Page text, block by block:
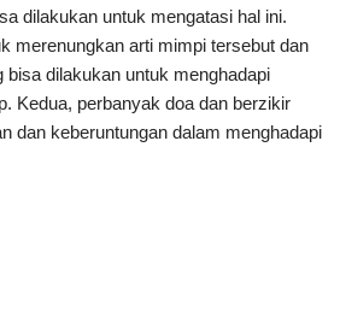
dilakukan untuk mengatasi hal ini.
merenungkan arti mimpi tersebut dan
bisa dilakukan untuk menghadapi
Kedua, perbanyak doa dan berzikir
dan keberuntungan dalam menghadapi